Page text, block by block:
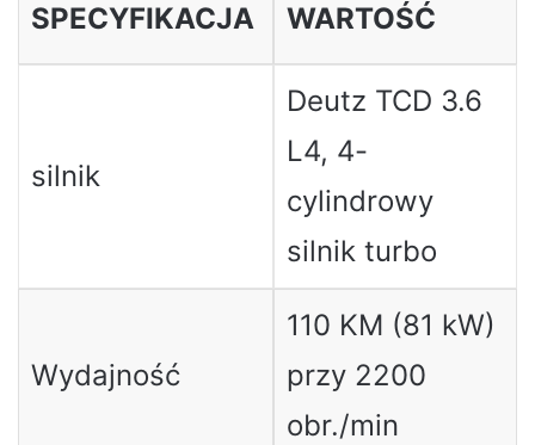
SPECYFIKACJA WARTOŚĆ
silnik
Deutz TCD 3.6
L4, 4-
cylindrowy
silnik turbo
Wydajność
110 KM (81 kW)
przy 2200
obr./min